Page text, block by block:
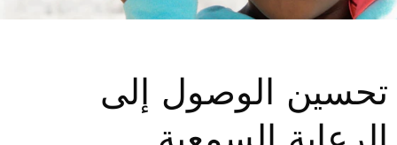
تحسين الوصول إلى